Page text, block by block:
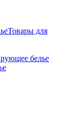
Товары для
белье